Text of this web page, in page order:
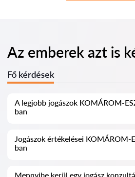
Az emberek azt is
Fő kérdések
A legjobb jogászok KOMÁROM-
ban
Összegyűjtöttük a legjobb jogászok listáját
ESZTERGOM ben, teljes információval.
telefonszám és cím.
Jogászok értékelései KOMÁROM-
ban
Mennyibe kerül egy jogász